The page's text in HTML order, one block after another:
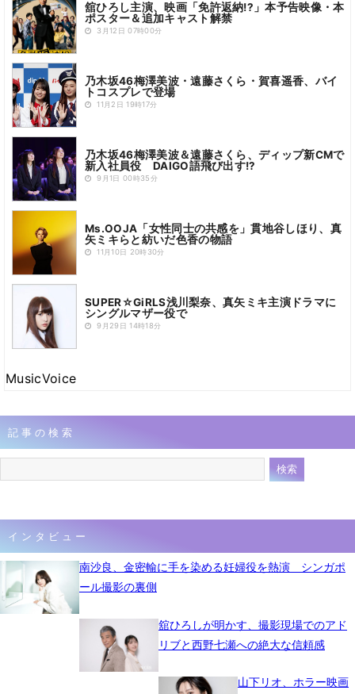
舘ひろし主演、映画「免許返納!?」本予告映像・本
ポスター＆追加キャスト解禁
3月12日 07時00分
乃木坂46梅澤美波・遠藤さくら・賀喜遥香、バイ
トコスプレで登場
11月2日 19時17分
乃木坂46梅澤美波＆遠藤さくら、ディップ新CMで
新入社員役 DAIGO語飛び出す!?
9月1日 00時35分
Ms.OOJA「女性同士の共感を」貫地谷しほり、真
矢ミキらと紡いだ色香の物語
11月10日 20時30分
SUPER☆GiRLS浅川梨奈、真矢ミキ主演ドラマに
シングルマザー役で
9月29日 14時18分
MusicVoice
記事の検索
インタビュー
南沙良、金密輸に手を染める妊婦役を熱演 シンガポ
ール撮影の裏側
舘ひろしが明かす、撮影現場でのアド
リブと西野七瀬への絶大な信頼感
山下リオ、ホラー映画